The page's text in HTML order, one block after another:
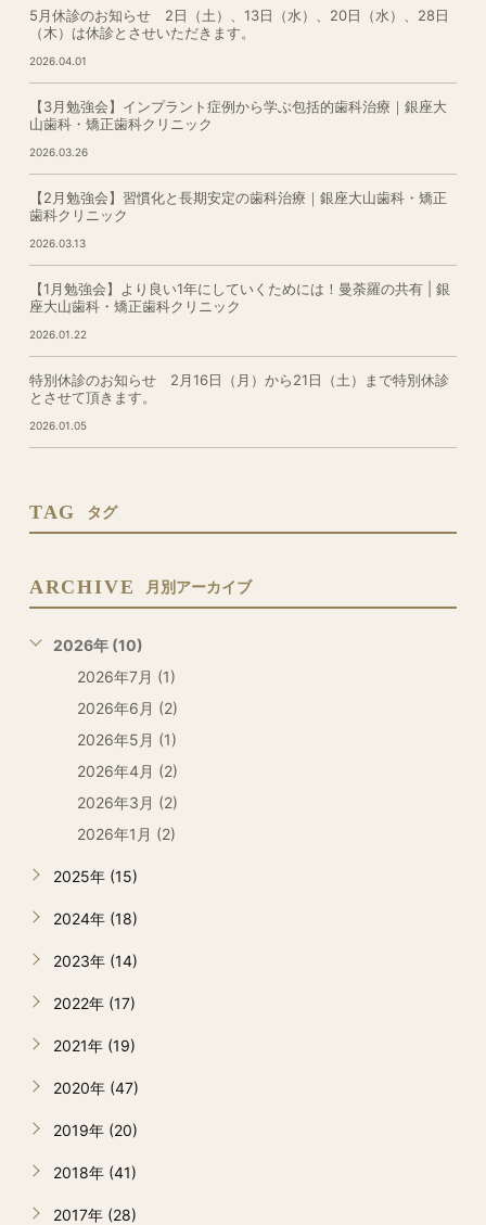
5月休診のお知らせ 2日（土）、13日（水）、20日（水）、28日
（木）は休診とさせいただきます。
2026.04.01
【3月勉強会】インプラント症例から学ぶ包括的歯科治療｜銀座大
山歯科・矯正歯科クリニック
2026.03.26
【2月勉強会】習慣化と長期安定の歯科治療｜銀座大山歯科・矯正
歯科クリニック
2026.03.13
【1月勉強会】より良い1年にしていくためには！曼荼羅の共有 | 銀
座大山歯科・矯正歯科クリニック
2026.01.22
特別休診のお知らせ 2月16日（月）から21日（土）まで特別休診
とさせて頂きます。
2026.01.05
TAG タグ
ARCHIVE 月別アーカイブ
2026年 (10)
2026年7月 (1)
2026年6月 (2)
2026年5月 (1)
2026年4月 (2)
2026年3月 (2)
2026年1月 (2)
2025年 (15)
2024年 (18)
2023年 (14)
2022年 (17)
2021年 (19)
2020年 (47)
2019年 (20)
2018年 (41)
2017年 (28)